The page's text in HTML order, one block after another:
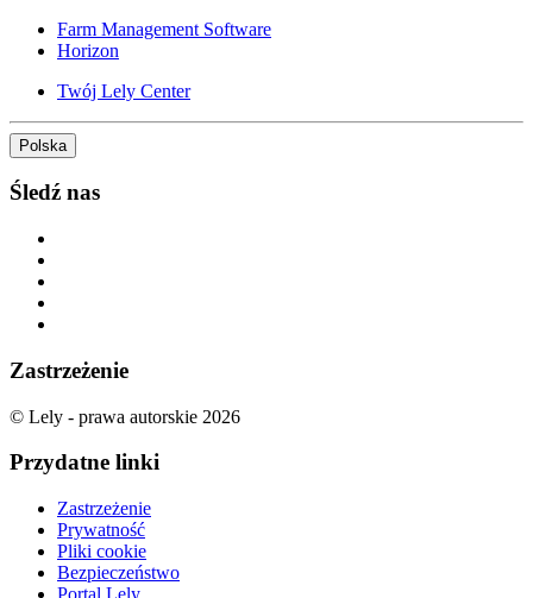
Farm Management Software
Horizon
Twój Lely Center
Polska
Śledź nas
Zastrzeżenie
© Lely - prawa autorskie 2026
Przydatne linki
Zastrzeżenie
Prywatność
Pliki cookie
Bezpieczeństwo
Portal Lely